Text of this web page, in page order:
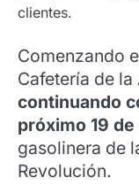
clientes.
Comenzando
Cafetería de
continuando
próximo 19 de
gasolinera de
Revolución.